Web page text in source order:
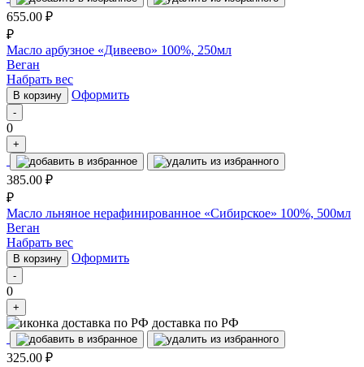
655.00 ₽
₽
Масло арбузное «Дивеево» 100%, 250мл
Веган
Набрать вес
В корзину Оформить
-
0
+
385.00 ₽
₽
Масло льняное нерафинированное «Сибирское» 100%, 500мл
Веган
Набрать вес
В корзину Оформить
-
0
+
доставка по РФ
325.00 ₽